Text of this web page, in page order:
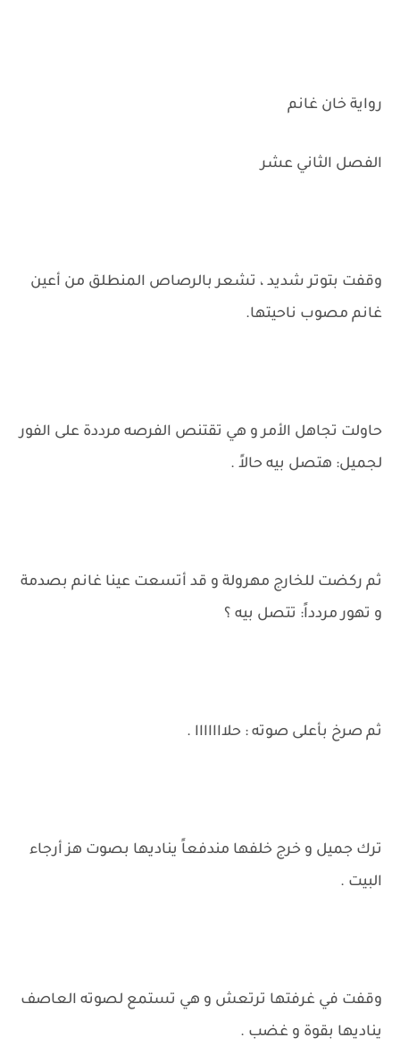
رواية خان غانم
الفصل الثاني عشر
وقفت بتوتر شديد ، تشعر بالرصاص المنطلق من أعين
غانم مصوب ناحيتها.
حاولت تجاهل الأمر و هي تقتنص الفرصه مرددة على الفور
لجميل: هتصل بيه حالاً .
ثم ركضت للخارج مهرولة و قد أتسعت عينا غانم بصدمة
و تهور مردداً: تتصل بيه ؟
ثم صرخ بأعلى صوته : حلااااااا .
ترك جميل و خرج خلفها مندفعاً يناديها بصوت هز أرجاء
البيت .
وقفت في غرفتها ترتعش و هي تستمع لصوته العاصف
يناديها بقوة و غضب .